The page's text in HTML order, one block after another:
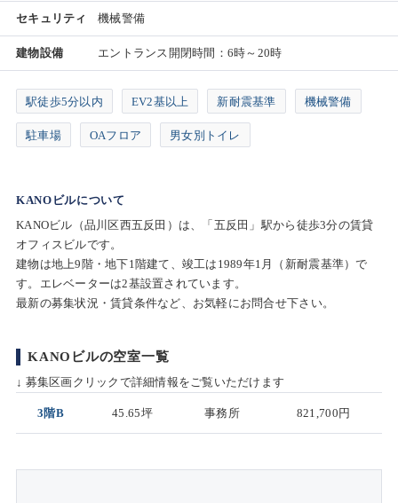
セキュリティ 機械警備
建物設備 エントランス開閉時間：6時～20時
駅徒歩5分以内 EV2基以上 新耐震基準 機械警備
駐車場 OAフロア 男女別トイレ
KANOビルについて
KANOビル（品川区西五反田）は、「五反田」駅から徒歩3分の賃貸
オフィスビルです。
建物は地上9階・地下1階建て、竣工は1989年1月（新耐震基準）で
す。エレベーターは2基設置されています。
最新の募集状況・賃貸条件など、お気軽にお問合せ下さい。
KANOビルの空室一覧
↓ 募集区画クリックで詳細情報をご覧いただけます
3階B 45.65坪 事務所 821,700円